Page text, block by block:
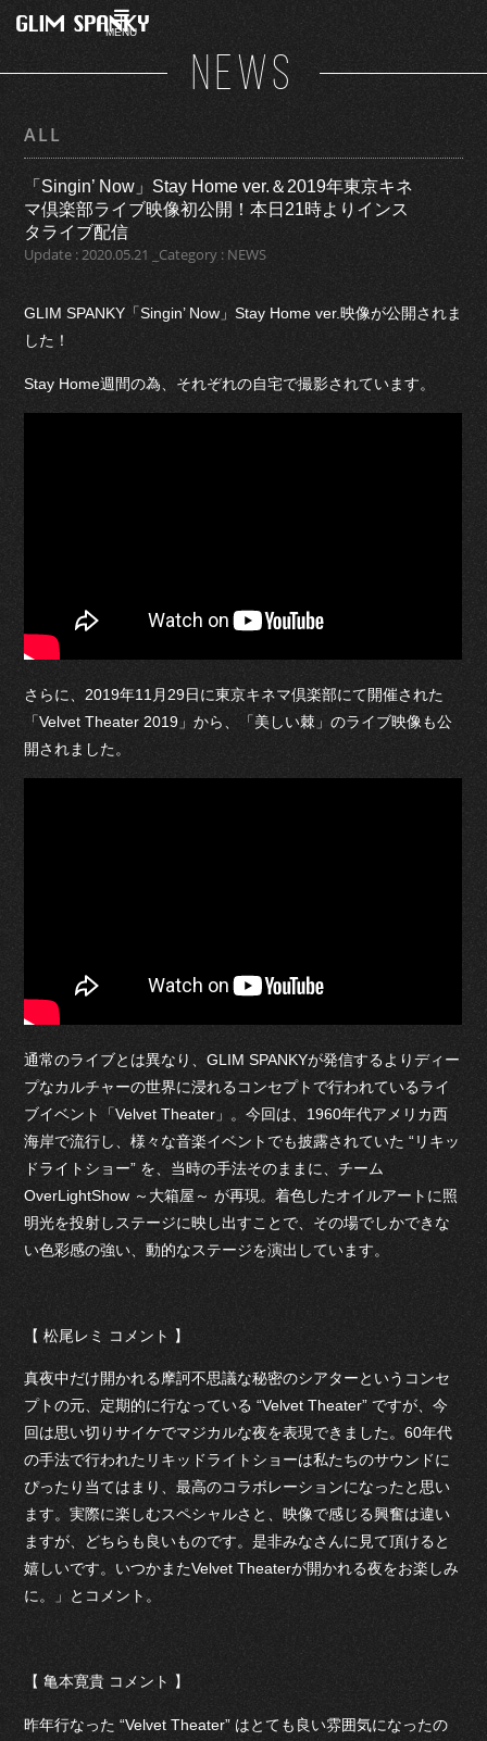
MENU
NEWS
ALL
「Singin’ Now」Stay Home ver.＆2019年東京キネ
マ倶楽部ライブ映像初公開！本日21時よりインス
タライブ配信
Update : 2020.05.21 _Category : NEWS
GLIM SPANKY「Singin’ Now」Stay Home ver.映像が公開されま
した！
Stay Home週間の為、それぞれの自宅で撮影されています。
さらに、2019年11月29日に東京キネマ倶楽部にて開催された
「Velvet Theater 2019」から、「美しい棘」のライブ映像も公
開されました。
通常のライブとは異なり、GLIM SPANKYが発信するよりディー
プなカルチャーの世界に浸れるコンセプトで行われているライ
ブイベント「Velvet Theater」。今回は、1960年代アメリカ西
海岸で流行し、様々な音楽イベントでも披露されていた “リキッ
ドライトショー” を、当時の手法そのままに、チーム
OverLightShow ～大箱屋～ が再現。着色したオイルアートに照
明光を投射しステージに映し出すことで、その場でしかできな
い色彩感の強い、動的なステージを演出しています。
【 松尾レミ コメント 】
真夜中だけ開かれる摩訶不思議な秘密のシアターというコンセ
プトの元、定期的に行なっている “Velvet Theater” ですが、今
回は思い切りサイケでマジカルな夜を表現できました。60年代
の手法で行われたリキッドライトショーは私たちのサウンドに
ぴったり当てはまり、最高のコラボレーションになったと思い
ます。実際に楽しむスペシャルさと、映像で感じる興奮は違い
ますが、どちらも良いものです。是非みなさんに見て頂けると
嬉しいです。いつかまたVelvet Theaterが開かれる夜をお楽しみ
に。」とコメント。
【 亀本寛貴 コメント 】
昨年行なった “Velvet Theater” はとても良い雰囲気になったの